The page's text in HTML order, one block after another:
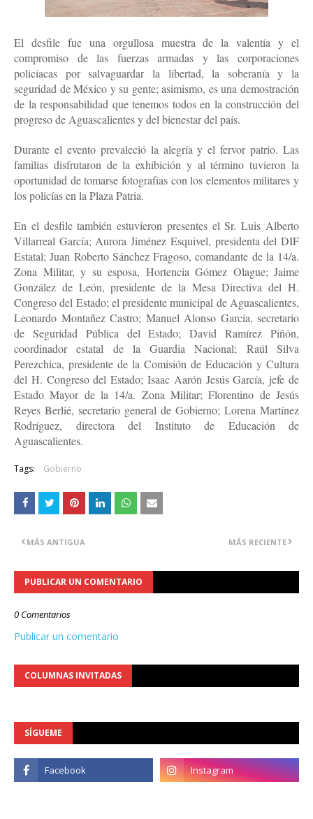
El desfile fue una orgullosa muestra de la valentía y el
compromiso de las fuerzas armadas y las corporaciones
policiacas por salvaguardar la libertad, la soberanía y la
seguridad de México y su gente; asimismo, es una demostración
de la responsabilidad que tenemos todos en la construcción del
progreso de Aguascalientes y del bienestar del país.
Durante el evento prevaleció la alegría y el fervor patrio. Las
familias disfrutaron de la exhibición y al término tuvieron la
oportunidad de tomarse fotografías con los elementos militares y
los policías en la Plaza Patria.
En el desfile también estuvieron presentes el Sr. Luis Alberto
Villarreal García; Aurora Jiménez Esquivel, presidenta del DIF
Estatal; Juan Roberto Sánchez Fragoso, comandante de la 14/a.
Zona Militar, y su esposa, Hortencia Gómez Olague; Jaime
González de León, presidente de la Mesa Directiva del H.
Congreso del Estado; el presidente municipal de Aguascalientes,
Leonardo Montañez Castro; Manuel Alonso García, secretario
de Seguridad Pública del Estado; David Ramírez Piñón,
coordinador estatal de la Guardia Nacional; Raúl Silva
Perezchica, presidente de la Comisión de Educación y Cultura
del H. Congreso del Estado; Isaac Aarón Jesús García, jefe de
Estado Mayor de la 14/a. Zona Militar; Florentino de Jesús
Reyes Berlié, secretario general de Gobierno; Lorena Martínez
Rodríguez, directora del Instituto de Educación de
Aguascalientes.
Tags: Gobierno
MÁS RECIENTE
MÁS ANTIGUA
PUBLICAR UN COMENTARIO
0 Comentarios
Publicar un comentario
COLUMNAS INVITADAS
SÍGUEME